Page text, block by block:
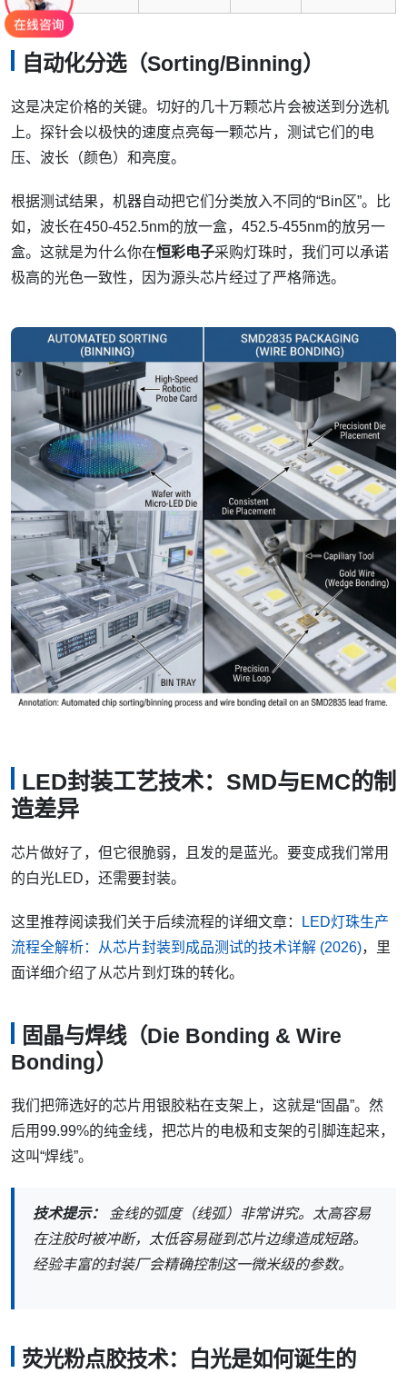
自动化分选（Sorting/Binning）
这是决定价格的关键。切好的几十万颗芯片会被送到分选机
上。探针会以极快的速度点亮每一颗芯片，测试它们的电
压、波长（颜色）和亮度。
根据测试结果，机器自动把它们分类放入不同的“Bin区”。比
如，波长在450-452.5nm的放一盒，452.5-455nm的放另一
盒。这就是为什么你在恒彩电子采购灯珠时，我们可以承诺
极高的光色一致性，因为源头芯片经过了严格筛选。
LED封装工艺技术：SMD与EMC的制
造差异
芯片做好了，但它很脆弱，且发的是蓝光。要变成我们常用
的白光LED，还需要封装。
这里推荐阅读我们关于后续流程的详细文章：
LED灯珠生产
流程全解析：从芯片封装到成品测试的技术详解 (2026)，里
面详细介绍了从芯片到灯珠的转化。
固晶与焊线（Die Bonding & Wire
Bonding）
我们把筛选好的芯片用银胶粘在支架上，这就是“固晶”。然
后用99.99%的纯金线，把芯片的电极和支架的引脚连起来，
这叫“焊线”。
技术提示：
金线的弧度（线弧）非常讲究。太高容易
在注胶时被冲断，太低容易碰到芯片边缘造成短路。
经验丰富的封装厂会精确控制这一微米级的参数。
荧光粉点胶技术：白光是如何诞生的